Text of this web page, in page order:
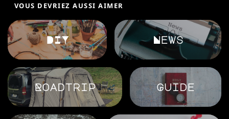
VOUS DEVRIEZ AUSSI AIMER
DIY News
Roadtrip Guide